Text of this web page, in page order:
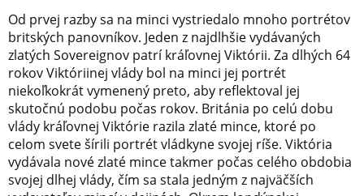
Od prvej razby sa na minci vystriedalo mnoho portrétov
britských panovníkov. Jeden z najdlhšie vydávaných
zlatých Sovereignov patrí kráľovnej Viktórii. Za dlhých 64
rokov Viktóriinej vlády bol na minci jej portrét
niekoľkokrát vymenený preto, aby reflektoval jej
skutočnú podobu počas rokov. Británia po celú dobu
vlády kráľovnej Viktórie razila zlaté mince, ktoré po
celom svete šírili portrét vládkyne svojej ríše. Viktória
vydávala nové zlaté mince takmer počas celého obdobia
svojej dlhej vlády, čím sa stala jedným z najväčších